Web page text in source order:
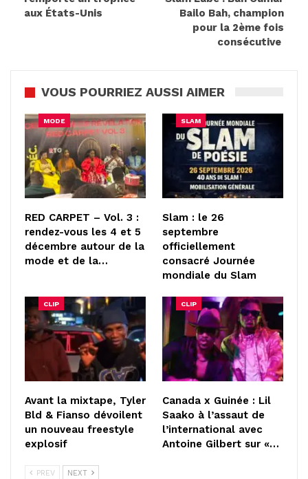
aux États-Unis
Bailo Bah, champion
pour la 2ème fois
consécutive
VOUS POURRIEZ AUSSI AIMER
MODE
RED CARPET – Vol. 3 :
rendez-vous les 4 et 5
décembre autour de la
mode et de la…
SLAM
Slam : le 26
septembre
officiellement
consacré Journée
mondiale du Slam
CLIP
Avant la mixtape, Tyler
Bld & Fianso dévoilent
un nouveau freestyle
explosif
CLIP
Canada x Guinée : Lil
Saako à l’assaut de
l’international avec
Antoine Gilbert sur «…
PREV NEXT